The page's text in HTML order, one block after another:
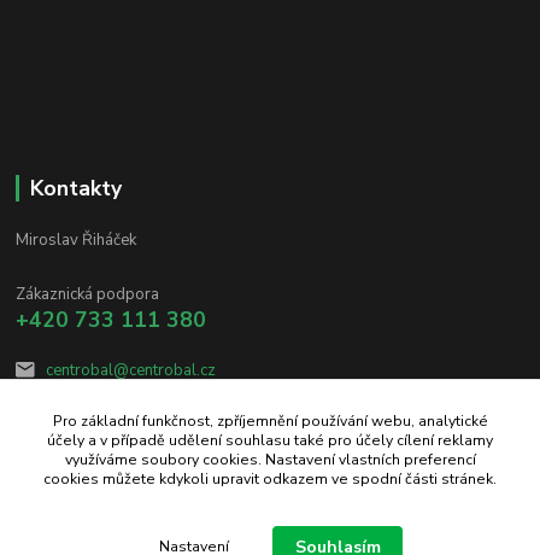
Kontakty
Miroslav Řiháček
Zákaznická podpora
+420 733 111 380
centrobal@centrobal.cz
Upravit sběr cookies.
Pro základní funkčnost, zpříjemnění používání webu, analytické
účely a v případě udělení souhlasu také pro účely cílení reklamy
využíváme soubory cookies. Nastavení vlastních preferencí
cookies můžete kdykoli upravit odkazem ve spodní části stránek.
Nastavení Souhlasím